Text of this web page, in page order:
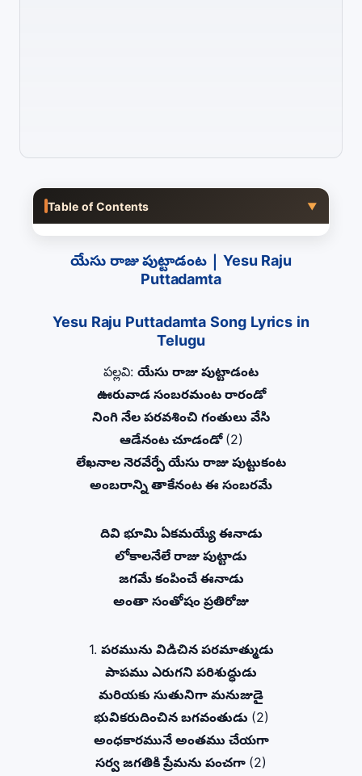
Table of Contents ▼
యేసు రాజు పుట్టాడంట | Yesu Raju
Puttadamta
Yesu Raju Puttadamta Song Lyrics in
Telugu
పల్లవి: యేసు రాజు పుట్టాడంట
ఊరువాడ సంబరమంట రారండో
నింగి నేల పరవశించి గంతులు వేసి
ఆడేనంట చూడండో (2)
లేఖనాల నెరవేర్పే యేసు రాజు పుట్టుకంట
అంబరాన్ని తాకేనంట ఈ సంబరమే
దివి భూమి ఏకమయ్యే ఈనాడు
లోకాలనేలే రాజు పుట్టాడు
జగమే కంపించే ఈనాడు
అంతా సంతోషం ప్రతిరోజు
1. పరమును విడిచిన పరమాత్ముడు
పాపము ఎరుగని పరిశుద్ధుడు
మరియకు సుతునిగా మనుజుడై
భువికరుదించిన బగవంతుడు (2)
అంధకారమునే అంతము చేయగా
సర్వ జగతికి ప్రేమను పంచగా (2)